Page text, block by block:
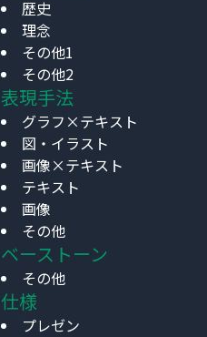
歴史
理念
その他1
その他2
表現手法
グラフ×テキスト
図・イラスト
画像×テキスト
テキスト
画像
その他
ベーストーン
その他
仕様
プレゼン